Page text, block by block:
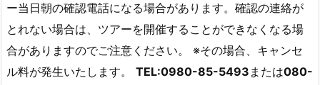
ー当日朝の確認電話になる場合があります。確認の連絡が
とれない場合は、ツアーを開催することができなくなる場
合がありますのでご注意ください。 ※その場合、キャンセ
ル料が発生いたします。 TEL:0980-85-5493 または080-